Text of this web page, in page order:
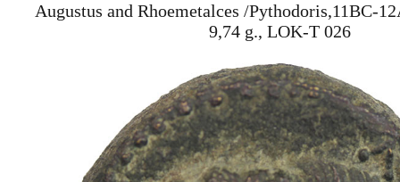
Augustus and Rhoemetalces /Pythodoris,11BC-
9,74 g., LOK-T 026